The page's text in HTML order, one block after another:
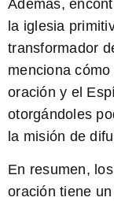
Además,
la iglesia
transformador
menciona
oración y el
otorgándoles
la misión de
En resumen, los
oración tiene